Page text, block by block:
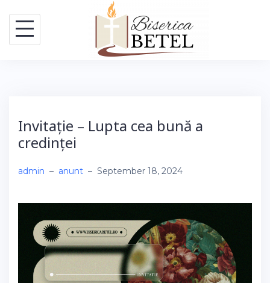
content
Invitație – Lupta cea bună a
credinței
admin – anunt – September 18, 2024